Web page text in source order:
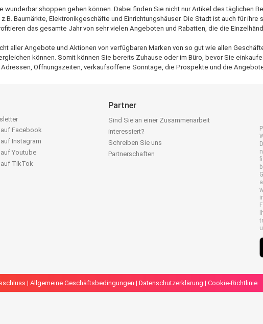
shoppen gehen können. Dabei finden Sie nicht nur Artikel des täglichen
Baumärkte, Elektronikgeschäfte und Einrichtungshäuser. Die Stadt ist auch für
das gesamte Jahr von sehr vielen Angeboten und Rabatten, die die
aller Angebote und Aktionen von verfügbaren Marken von so gut wie allen
können. Somit können Sie bereits Zuhause oder im Büro, bevor Sie
Öffnungszeiten, verkaufsoffene Sonntage, die Prospekte und die
Facebook
Instagram
Youtube
auf TikTok
Partner
Sind Sie an einer Zusammenarbeit
interessiert?
Schreiben Sie uns
Partnerschaften
| Allgemeine Geschäftsbedingungen | Datenschutzerklärung | Cookie-Richtlinie